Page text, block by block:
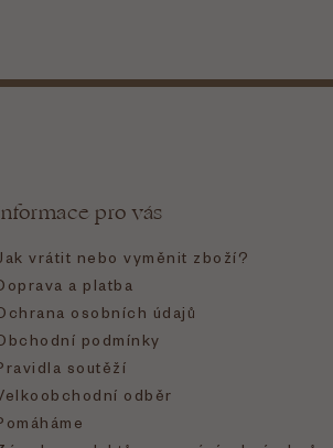
pro vás
vrátit nebo vyměnit zboží?
a platba
osobních údajů
podmínky
soutěží
odběr